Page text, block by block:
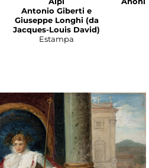
Antonio Giberti e
Giuseppe Longhi (da
Jacques-Louis David)
Estampa